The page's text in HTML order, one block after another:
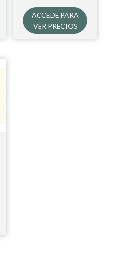
ACCEDE PARA
VER PRECIOS